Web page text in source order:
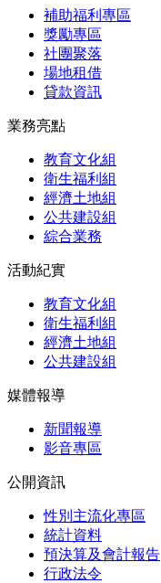
補助福利專區
獎勵專區
社團聚落
場地租借
貸款資訊
業務亮點
教育文化組
衛生福利組
經濟土地組
公共建設組
綜合業務
活動紀實
教育文化組
衛生福利組
經濟土地組
公共建設組
媒體報導
新聞報導
影音專區
公開資訊
性別主流化專區
統計資料
預決算及會計報告
行政法令